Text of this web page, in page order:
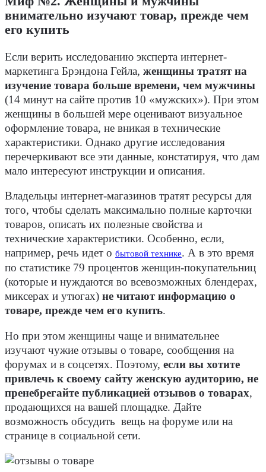
внимательно изучают товар, прежде чем
его купить
Если верить исследованию эксперта интернет-
маркетинга Брэндона Гейла, женщины тратят на
изучение товара больше времени, чем мужчины
(14 минут на сайте против 10 «мужских»). При этом
женщины в большей мере оценивают визуальное
оформление товара, не вникая в технические
характеристики. Однако другие исследования
перечеркивают все эти данные, констатируя, что дам
мало интересуют инструкции и описания.
Владельцы интернет-магазинов тратят ресурсы для
того, чтобы сделать максимально полные карточки
товаров, описать их полезные свойства и
технические характеристики. Особенно, если,
например, речь идет о бытовой технике. А в это время
по статистике 79 процентов женщин-покупательниц
(которые и нуждаются во всевозможных блендерах,
миксерах и утюгах) не читают информацию о
товаре, прежде чем его купить.
Но при этом женщины чаще и внимательнее
изучают чужие отзывы о товаре, сообщения на
форумах и в соцсетях. Поэтому, если вы хотите
привлечь к своему сайту женскую аудиторию, не
пренебрегайте публикацией отзывов о товарах,
продающихся на вашей площадке. Дайте
возможность обсудить вещь на форуме или на
странице в социальной сети.